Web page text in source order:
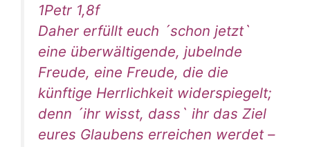
1Petr 1,8f
Daher erfüllt euch ´schon jetzt`
eine überwältigende, jubelnde
Freude, eine Freude, die die
künftige Herrlichkeit widerspiegelt;
denn ´ihr wisst, dass` ihr das Ziel
eures Glaubens erreichen werdet –